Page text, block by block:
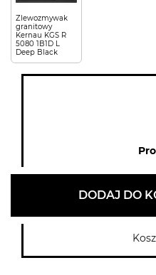
Zlewozmywak
granitowy
Kernau KGS R
5080 1B1D L
Deep Black
DODAJ DO